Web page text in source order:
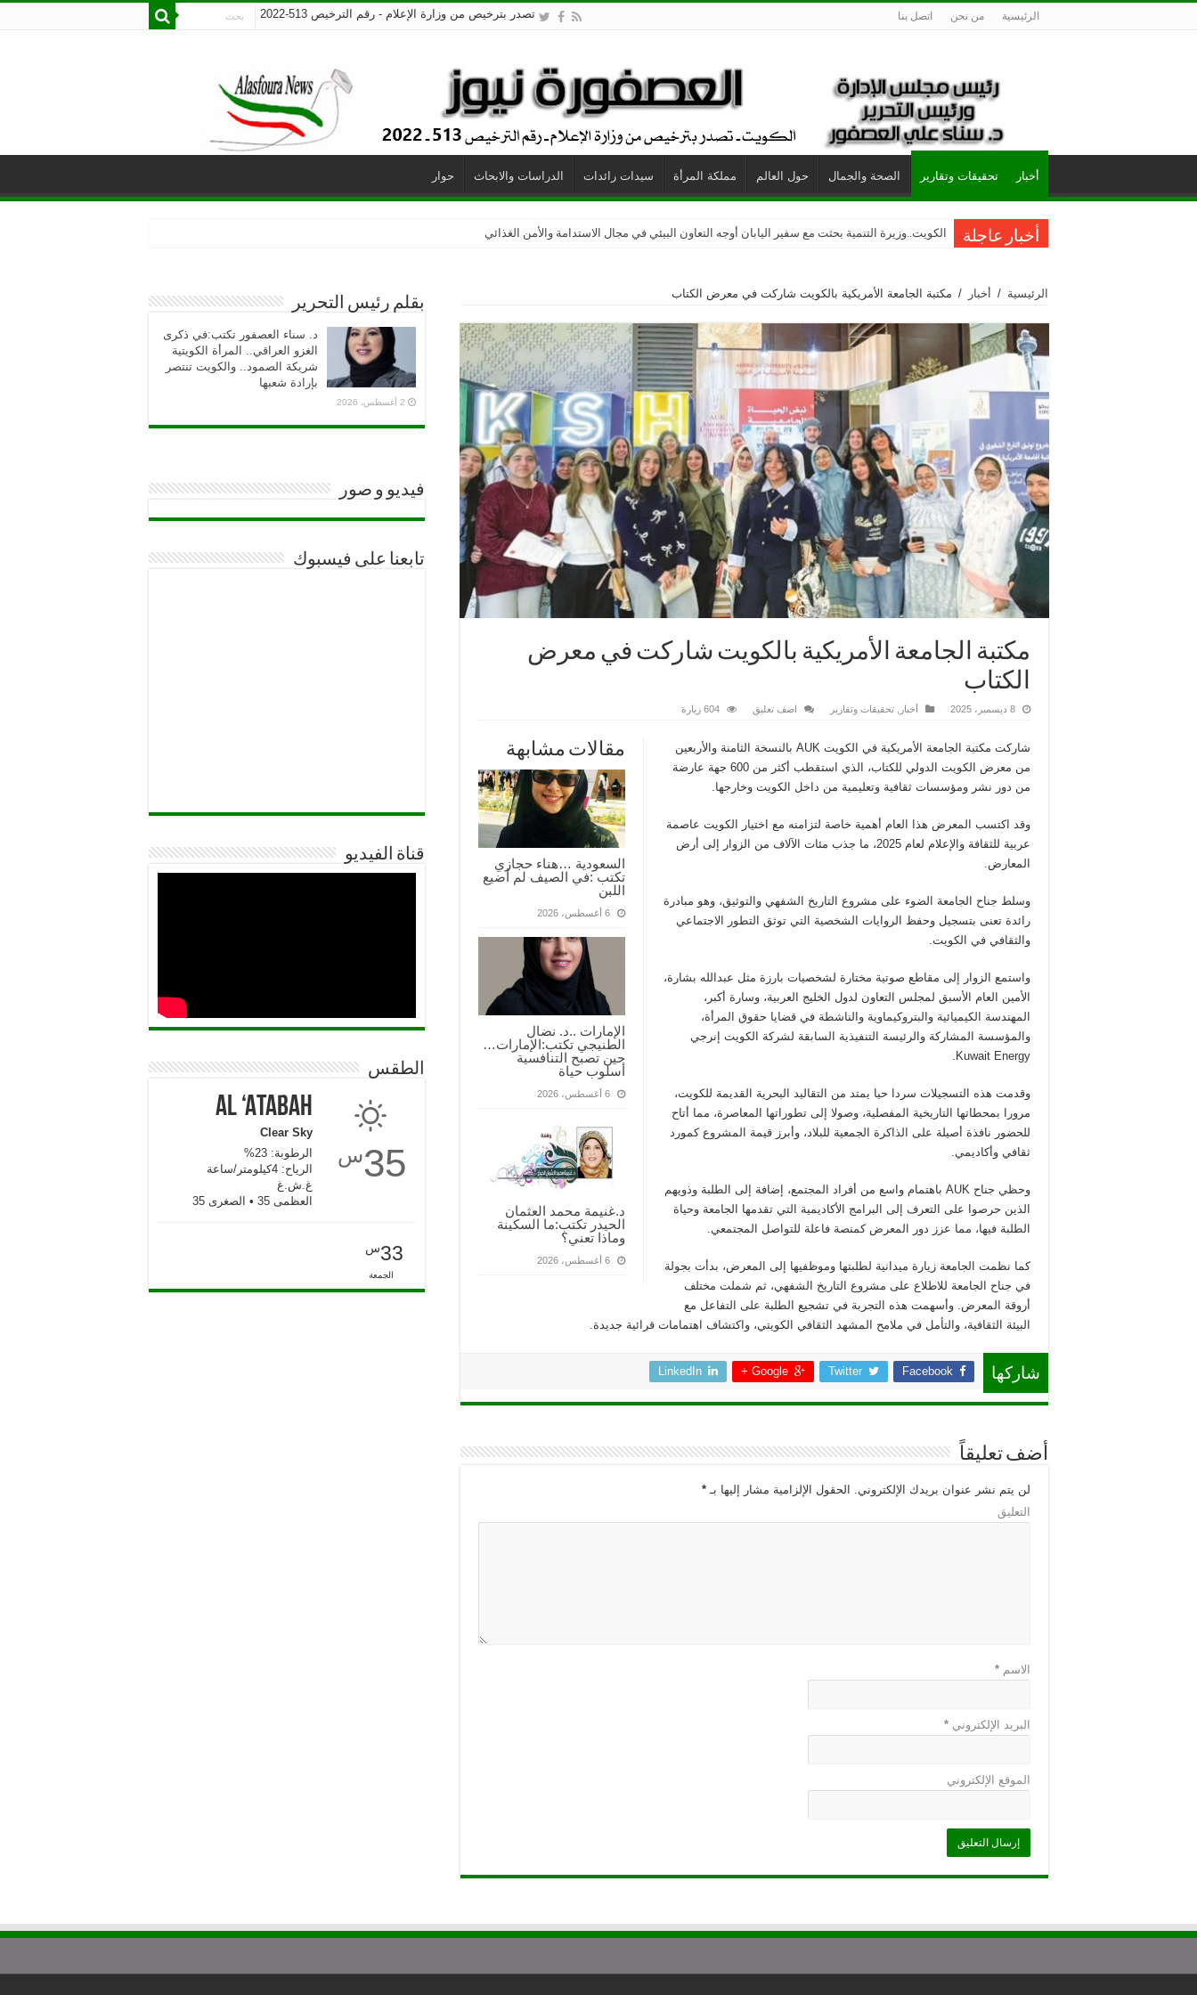
الرئيسية من نحن اتصل بنا تصدر بترخيص من وزارة الإعلام - رقم الترخيص 513-2022
أخبار تحقيقات وتقارير الصحة والجمال حول العالم مملكة المرأة سيدات رائدات الدراسات والابحاث حوار
أخبار عاجلة الكويت..وزيرة التنمية بحثت مع سفير اليابان أوجه التعاون البيئي في مجال الاستدامة والأمن الغذائي
الرئيسية / أخبار / مكتبة الجامعة الأمريكية بالكويت شاركت في معرض الكتاب
مكتبة الجامعة الأمريكية بالكويت شاركت في معرض
الكتاب
8 ديسمبر، 2025 أخبار تحقيقات وتقارير اضف تعليق 604 زيارة
مقالات مشابهة
السعودية …هناء حجازي
تكتب :في الصيف لم أضيع
اللبن
6 أغسطس، 2026
الإمارات ..د. نضال
الطنيجي تكتب:الإمارات…
حين تصبح التنافسية
أسلوب حياة
6 أغسطس، 2026
د.غنيمة محمد العثمان
الحيدر تكتب:ما السكينة
وماذا تعني؟
6 أغسطس، 2026
شاركت مكتبة الجامعة الأمريكية في الكويت AUK بالنسخة الثامنة والأربعين
من معرض الكويت الدولي للكتاب، الذي استقطب أكثر من 600 جهة عارضة
من دور نشر ومؤسسات ثقافية وتعليمية من داخل الكويت وخارجها.
وقد اكتسب المعرض هذا العام أهمية خاصة لتزامنه مع اختيار الكويت عاصمة
عربية للثقافة والإعلام لعام 2025، ما جذب مئات الآلاف من الزوار إلى أرض
المعارض.
وسلط جناح الجامعة الضوء على مشروع التاريخ الشفهي والتوثيق، وهو مبادرة
رائدة تعنى بتسجيل وحفظ الروايات الشخصية التي توثق التطور الاجتماعي
والثقافي في الكويت.
واستمع الزوار إلى مقاطع صوتية مختارة لشخصيات بارزة مثل عبدالله بشارة،
الأمين العام الأسبق لمجلس التعاون لدول الخليج العربية، وسارة أكبر،
المهندسة الكيميائية والبتروكيماوية والناشطة في قضايا حقوق المرأة،
والمؤسسة المشاركة والرئيسة التنفيذية السابقة لشركة الكويت إنرجي
Kuwait Energy
.
وقدمت هذه التسجيلات سردا حيا يمتد من التقاليد البحرية القديمة للكويت،
مرورا بمحطاتها التاريخية المفصلية، وصولا إلى تطوراتها المعاصرة، مما أتاح
للحضور نافذة أصيلة على الذاكرة الجمعية للبلاد، وأبرز قيمة المشروع كمورد
ثقافي وأكاديمي.
وحظي جناح AUK باهتمام واسع من أفراد المجتمع، إضافة إلى الطلبة وذويهم
الذين حرصوا على التعرف إلى البرامج الأكاديمية التي تقدمها الجامعة وحياة
الطلبة فيها، مما عزز دور المعرض كمنصة فاعلة للتواصل المجتمعي.
كما نظمت الجامعة زيارة ميدانية لطلبتها وموظفيها إلى المعرض، بدأت بجولة
في جناح الجامعة للاطلاع على مشروع التاريخ الشفهي، ثم شملت مختلف
أروقة المعرض. وأسهمت هذه التجربة في تشجيع الطلبة على التفاعل مع
البيئة الثقافية، والتأمل في ملامح المشهد الثقافي الكويتي، واكتشاف اهتمامات قرائية جديدة.
شاركها Facebook
Twitter
Google +
LinkedIn
أضف تعليقاً
لن يتم نشر عنوان بريدك الإلكتروني. الحقول الإلزامية مشار إليها بـ *
التعليق
الاسم *
البريد الإلكتروني *
الموقع الإلكتروني
بقلم رئيس التحرير
د. سناء العصفور تكتب:في ذكرى
الغزو العراقي.. المرأة الكويتية
شريكة الصمود.. والكويت تنتصر
بإرادة شعبها
2 أغسطس، 2026
فيديو و صور
تابعنا على فيسبوك
قناة الفيديو
الطقس
35س
Al ‘Atabah
Clear Sky
الرطوبة: 23%
الرياح: 4كيلومتر/ساعة
غ.ش.غ
العظمى 35 • الصغرى 35
33س
الجمعة